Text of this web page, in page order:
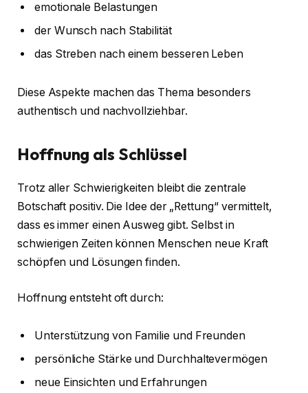
emotionale Belastungen
der Wunsch nach Stabilität
das Streben nach einem besseren Leben
Diese Aspekte machen das Thema besonders
authentisch und nachvollziehbar.
Hoffnung als Schlüssel
Trotz aller Schwierigkeiten bleibt die zentrale
Botschaft positiv. Die Idee der „Rettung“ vermittelt,
dass es immer einen Ausweg gibt. Selbst in
schwierigen Zeiten können Menschen neue Kraft
schöpfen und Lösungen finden.
Hoffnung entsteht oft durch:
Unterstützung von Familie und Freunden
persönliche Stärke und Durchhaltevermögen
neue Einsichten und Erfahrungen